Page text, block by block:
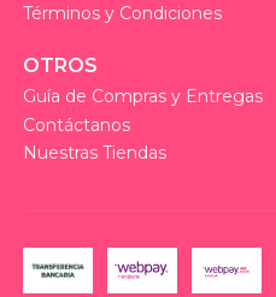
Términos y Condiciones
OTROS
Guía de Compras y Entregas
Contáctanos
Nuestras Tiendas